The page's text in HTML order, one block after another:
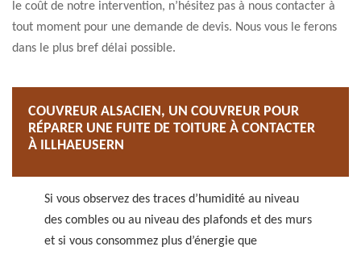
le coût de notre intervention, n’hésitez pas à nous contacter à
tout moment pour une demande de devis. Nous vous le ferons
dans le plus bref délai possible.
COUVREUR ALSACIEN, UN COUVREUR POUR
RÉPARER UNE FUITE DE TOITURE À CONTACTER
À ILLHAEUSERN
Si vous observez des traces d’humidité au niveau
des combles ou au niveau des plafonds et des murs
et si vous consommez plus d’énergie que